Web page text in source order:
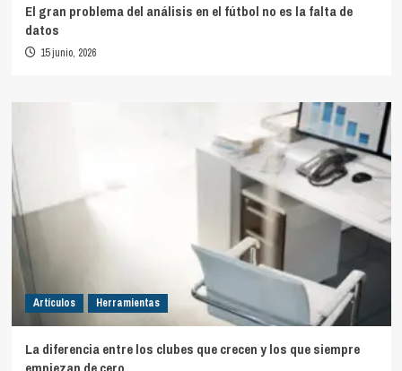
El gran problema del análisis en el fútbol no es la falta de
datos
15 junio, 2026
Artículos Herramientas
La diferencia entre los clubes que crecen y los que siempre